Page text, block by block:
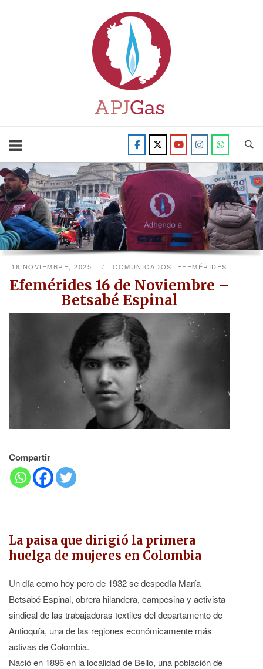
16 NOVIEMBRE, 2025 COMUNICADOS, EFEMÉRIDES
Efemérides 16 de Noviembre –
Betsabé Espinal
Compartir
La paisa que dirigió la primera
huelga de mujeres en Colombia
Un día como hoy pero de 1932 se despedía María
Betsabé Espinal, obrera hilandera, campesina y activista
sindical de las trabajadoras textiles del departamento de
Antioquía, una de las regiones económicamente más
activas de Colombia.
Nació en 1896 en la localidad de Bello, una población de